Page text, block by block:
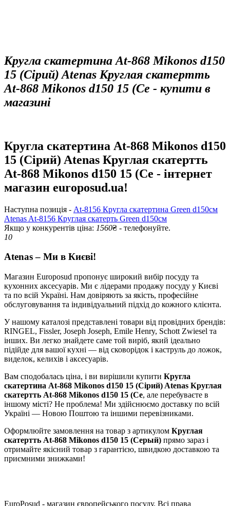
Кругла скатертина At-868 Mikonos d150
15 (Сірий) Atenas Круглая скатертть
At-868 Mikonos d150 15 (Се - купити в
магазині
Кругла скатертина At-868 Mikonos d150
15 (Сірий) Atenas Круглая скатертть
At-868 Mikonos d150 15 (Се - інтернет
магазин europosud.ua!
Наступна позиція - At-8156 Кругла скатертина Green d150см
Atenas At-8156 Круглая скатерть Green d150см
Якщо у конкурентів ціна: 1560₴ - телефонуйте.
10
Atenas – Ми в Києві!
Магазин Europosud пропонує широкий вибір посуду та
кухонних аксесуарів. Ми є лідерами продажу посуду у Києві
та по всій Україні. Нам довіряють за якість, професійне
обслуговування та індивідуальний підхід до кожного клієнта.
У нашому каталозі представлені товари від провідних брендів:
RINGEL, Fissler, Joseph Joseph, Emile Henry, Schott Zwiesel та
інших. Ви легко знайдете саме той виріб, який ідеально
підійде для вашої кухні — від сковорідок і каструль до ложок,
виделок, келихів і аксесуарів.
Вам сподобалась ціна, і ви вирішили купити Кругла
скатертина At-868 Mikonos d150 15 (Сірий) Atenas Круглая
скатертть At-868 Mikonos d150 15 (Се, але перебуваєте в
іншому місті? Не проблема! Ми здійснюємо доставку по всій
Україні — Новою Поштою та іншими перевізниками.
Оформлюйте замовлення на товар з артикулом Круглая
скатертть At-868 Mikonos d150 15 (Серый) прямо зараз і
отримайте якісний товар з гарантією, швидкою доставкою та
приємними знижками!
EuroPosud - магазин європейського посуду. Всі права